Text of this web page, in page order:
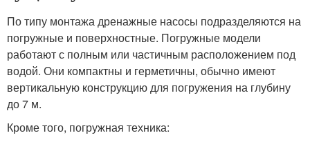
По типу монтажа дренажные насосы подразделяются на
погружные и поверхностные. Погружные модели
работают с полным или частичным расположением под
водой. Они компактны и герметичны, обычно имеют
вертикальную конструкцию для погружения на глубину
до 7 м.
Кроме того, погружная техника: